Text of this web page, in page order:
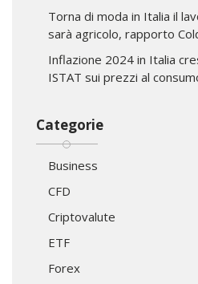
Torna di moda in Italia il
sarà agricolo, rapporto
Inflazione 2024 in Italia
ISTAT sui prezzi al
Categorie
Business
CFD
Criptovalute
ETF
Forex